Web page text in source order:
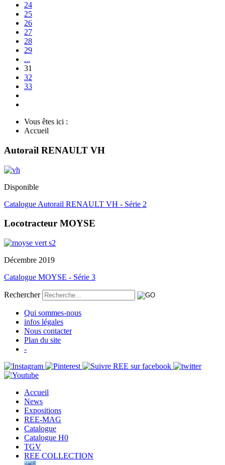
24
25
26
27
28
29
...
31
32
33
Vous êtes ici :
Accueil
Autorail RENAULT VH
Disponible
Catalogue Autorail RENAULT VH - Série 2
Locotracteur MOYSE
Décembre 2019
Catalogue MOYSE - Série 3
Rechercher
Qui sommes-nous
infos légales
Nous contacter
Plan du site
-
Accueil
News
Expositions
REE-MAG
Catalogue
Catalogue H0
TGV
REE COLLECTION